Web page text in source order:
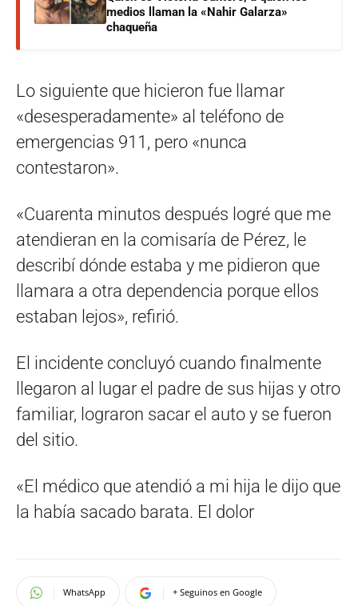
medios llaman la «Nahir Galarza»
chaqueña
Lo siguiente que hicieron fue llamar
«desesperadamente» al teléfono de
emergencias 911, pero «nunca
contestaron».
«Cuarenta minutos después logré que me
atendieran en la comisaría de Pérez, le
describí dónde estaba y me pidieron que
llamara a otra dependencia porque ellos
estaban lejos», refirió.
El incidente concluyó cuando finalmente
llegaron al lugar el padre de sus hijas y otro
familiar, lograron sacar el auto y se fueron
del sitio.
«El médico que atendió a mi hija le dijo que
la había sacado barata. El dolor
WhatsApp + Seguinos en Google